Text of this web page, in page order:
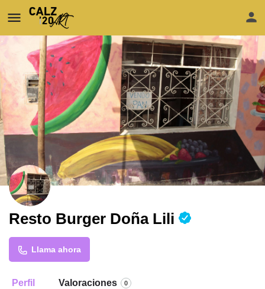
Resto Burger Doña Lili
Llama ahora
Perfil Valoraciones 0